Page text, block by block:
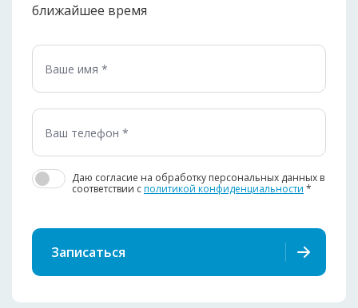
ближайшее время
Записаться
Даю согласие на обработку персональных данных в
соответствии cполитикой конфиденциальности *